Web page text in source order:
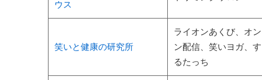
ウス
笑いと健康の研究所
ライオンあくび、オ
ン配信、笑いヨガ、
るたっち